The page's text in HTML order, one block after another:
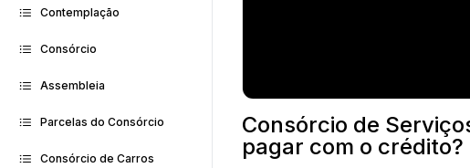
Contemplação
Consórcio
Assembleia
Parcelas do Consórcio
Consórcio de Carros
Consórcio de
pagar com o crédito?